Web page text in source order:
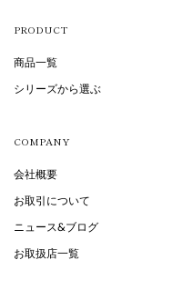
PRODUCT
商品一覧
シリーズから選ぶ
COMPANY
会社概要
お取引について
ニュース&ブログ
お取扱店一覧